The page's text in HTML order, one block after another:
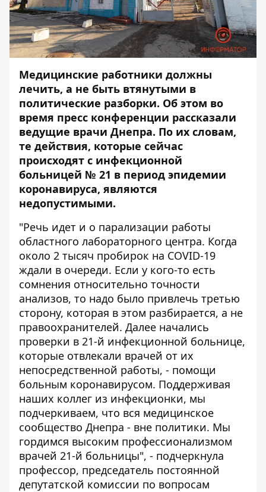
Медицинские работники должны
лечить, а не быть втянутыми в
политические разборки. Об этом во
время пресс конференции рассказали
ведущие врачи Днепра. По их словам,
те действия, которые сейчас
происходят с инфекционной
больницей № 21 в период эпидемии
коронавируса, являются
недопустимыми.
"Речь идет и о парализации работы
областного лабораторного центра. Когда
около 2 тысяч пробирок на COVID-19
ждали в очереди. Если у кого-то есть
сомнения относительно точности
анализов, то надо было привлечь третью
сторону, которая в этом разбирается, а не
правоохранителей. Далее начались
проверки в 21-й инфекционной больнице,
которые отвлекали врачей от их
непосредственной работы, - помощи
больным коронавирусом. Поддерживая
наших коллег из инфекционки, мы
подчеркиваем, что вся медицинское
сообщество Днепра - вне политики. Мы
гордимся высоким профессионализмом
врачей 21-й больницы", - подчеркнула
профессор, председатель постоянной
депутатской комиссии по вопросам